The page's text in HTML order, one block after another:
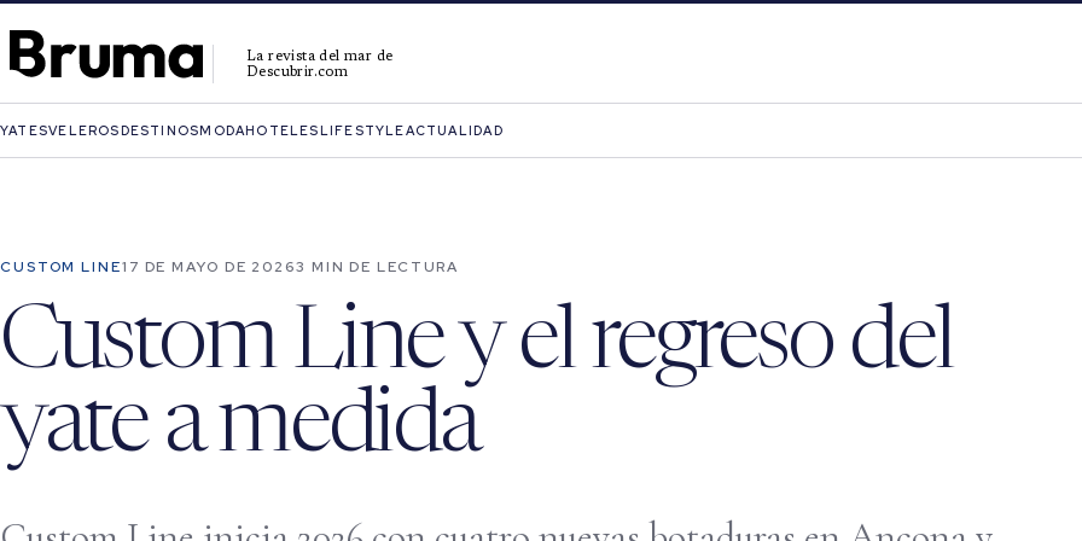
La revista del mar de
Descubrir.com
YATESVELEROSDESTINOSMODAHOTELESLIFESTYLEACTUALIDAD
CUSTOM LINE17 DE MAYO DE 20263 MIN DE LECTURA
Custom Line y el regreso del
yate a medida